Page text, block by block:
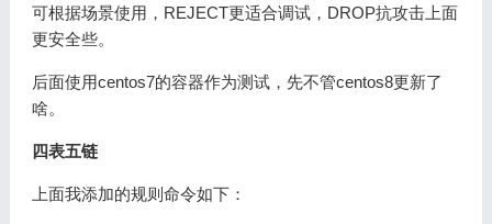
可根据场景使用，REJECT更适合调试，DROP抗攻击上面
更安全些。
后面使用centos7的容器作为测试，先不管centos8更新了
啥。
四表五链
上面我添加的规则命令如下：